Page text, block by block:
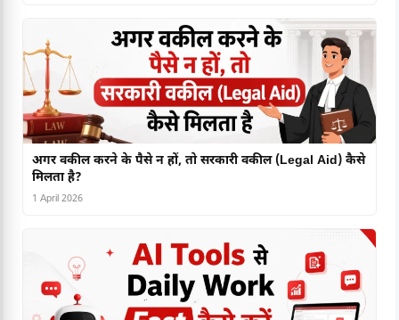
अगर वकील करने के पैसे न हों, तो सरकारी वकील (Legal Aid) कैसे
मिलता है?
1 April 2026